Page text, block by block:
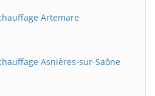
Artemare
Asnières-sur-Saône